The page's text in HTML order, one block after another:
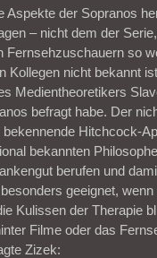
Aspekte der Sopranos
– nicht dem der
Fernsehzuschauern so
Kollegen nicht bekannt
Medientheoretikers
befragt habe. Der
Hitchcock-
bekannten
berufen und
geeignet,
Kulissen der Therapie
Filme oder das
Zizek: